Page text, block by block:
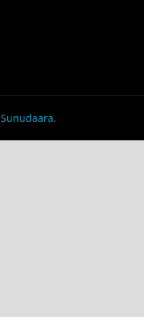
Sunudaara.